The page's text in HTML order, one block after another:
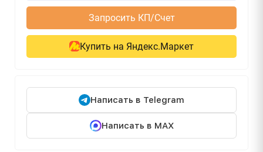
Запросить КП/Счет
Купить на Яндекс.Маркет
Написать в Telegram
Написать в MAX